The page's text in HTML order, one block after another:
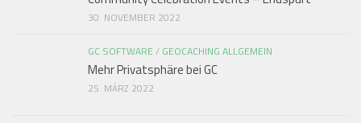
30. NOVEMBER 2022
GC SOFTWARE / GEOCACHING ALLGEMEIN
Mehr Privatsphäre bei GC
25. MÄRZ 2022